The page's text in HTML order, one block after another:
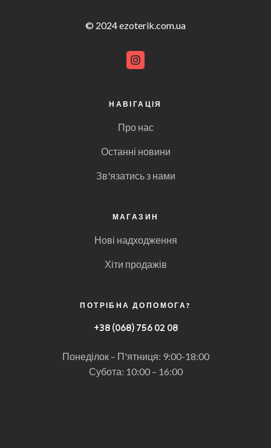
© 2024 ezoterik.com.ua
НАВІГАЦІЯ
Про нас
Останні новини
Зв'язатись з нами
МАГАЗИН
Нові надходження
Хіти продажів
ПОТРІБНА ДОПОМОГА?
+38 (068) 756 02 08
Понеділок – П'ятниця: 9:00-18:00
Субота: 10:00 – 16:00